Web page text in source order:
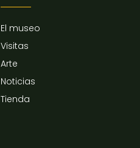
El museo
Visitas
Arte
Noticias
Tienda